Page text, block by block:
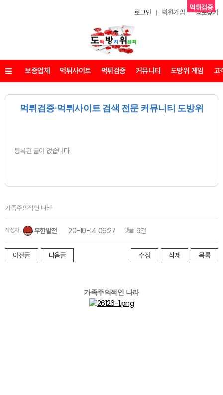
로그인 회원가입 정보찾기
메뉴 보증업체 먹튀사이트 먹튀검증 커뮤니티 도방위 게임 고
먹튀검증·먹튀사이트 검색 전문 커뮤니티 도방위
등록된 글이 없습니다.
먹튀검증
가족주의적인 나라
작성자 무한발전 20-10-14 06:27 댓글 9건
이전글 다음글 수정 삭제 목록
가족주의적인 나라